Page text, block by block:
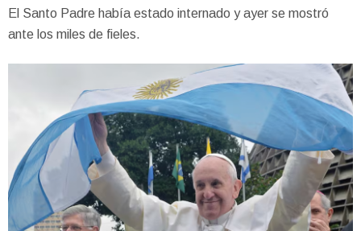
El Santo Padre había estado internado y ayer se mostró
ante los miles de fieles.